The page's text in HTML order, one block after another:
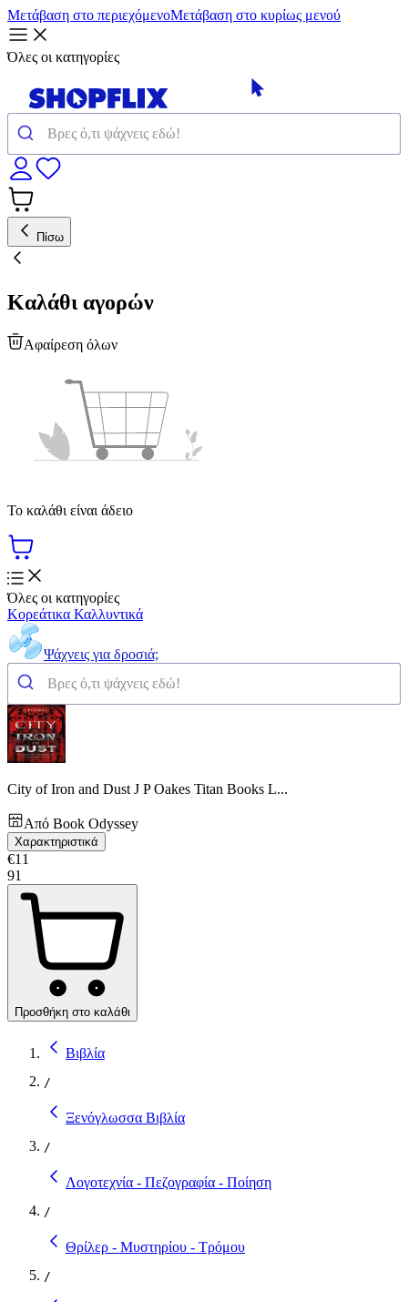
Μετάβαση στο περιεχόμενοΜετάβαση στο κυρίως μενού
Όλες οι κατηγορίες
Πίσω
Καλάθι αγορών
Αφαίρεση όλων
Το καλάθι είναι άδειο
Όλες οι κατηγορίες
Κορεάτικα Καλλυντικά
Ψάχνεις για δροσιά;
City of Iron and Dust J P Oakes Titan Books L...
Από Book Odyssey
Χαρακτηριστικά
€11
91
Προσθήκη στο καλάθι
Βιβλία
/
Ξενόγλωσσα Βιβλία
/
Λογοτεχνία - Πεζογραφία - Ποίηση
/
Θρίλερ - Μυστηρίου - Τρόμου
/